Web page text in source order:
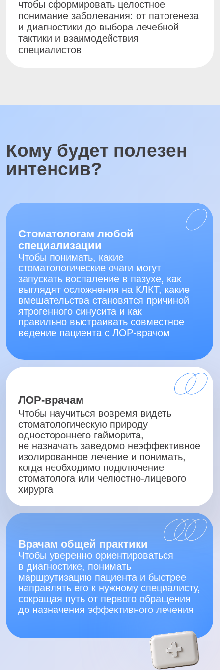
Стоматологам любой
специализации
Чтобы понимать, какие
стоматологические очаги могут
запускать воспаление в пазухе, как
Врачам общей практики
Чтобы уверенно ориентироваться
в диагностике, понимать
маршрутизацию пациента и быстрее
направлять его к нужному специалисту,
сокращая путь от первого обращения
до назначения эффективного лечения
ЛОР-врачам
Чтобы научиться вовремя видеть
стоматологическую природу
когда необходимо подключение
Программа
19 мая, 19:00 мск
Взгляд стоматолога: как увидеть
причину там, где ее часто не
замечают
В первый день интенсива обсудим:
— Почему более 50% односторонних
гайморитов имеют стоматологическую
причину
— Чем одонтогенный синусит
отличается от риногенного
— Как не пропустить
стоматологический источник
воспаления
воспаление
— Осложнения имплантации и синус-